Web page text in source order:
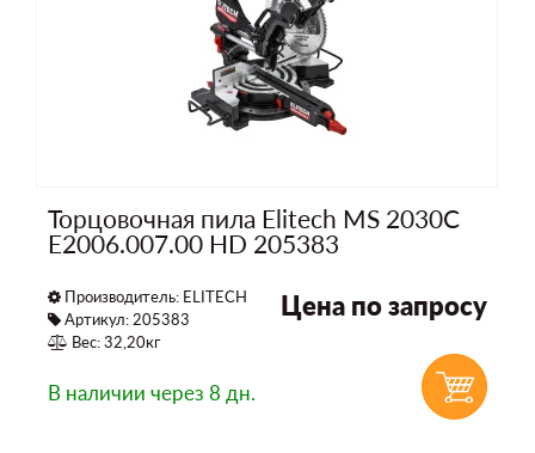
Торцовочная пила Elitech MS 2030C
E2006.007.00 HD 205383
Производитель: ELITECH
Артикул: 205383
Вес: 32,20кг
Цена по запросу
В наличии через 8 дн.